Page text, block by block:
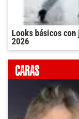
Looks básicos
2026